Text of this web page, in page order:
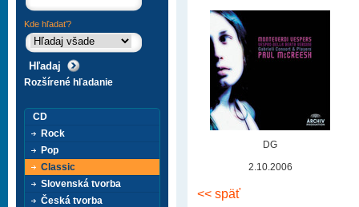
DG
2.10.2006
<< späť
Kde hľadať?
Rozšírené hľadanie
CD
Rock
Pop
Classic
Slovenská tvorba
Česká tvorba